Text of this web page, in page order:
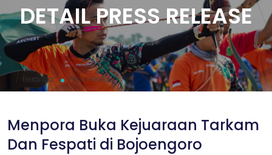
DETAIL PRESS RELEASE
Beranda Press Release
Menpora Buka Kejuaraan Tarkam
Dan Fespati di Bojoengoro